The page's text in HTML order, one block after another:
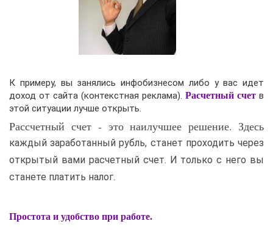
К примеру, вы занялись инфобизнесом либо у вас идет
доход от сайта (контекстная реклама). Расчетный счет в
этой ситуации лучше открыть.
Рассчетный счет - это наилучшее решение. Здесь
каждый заработанный рубль, станет проходить через
открытый вами расчетный счет. И только с него вы
станете платить налог.
Простота и удобство при работе.